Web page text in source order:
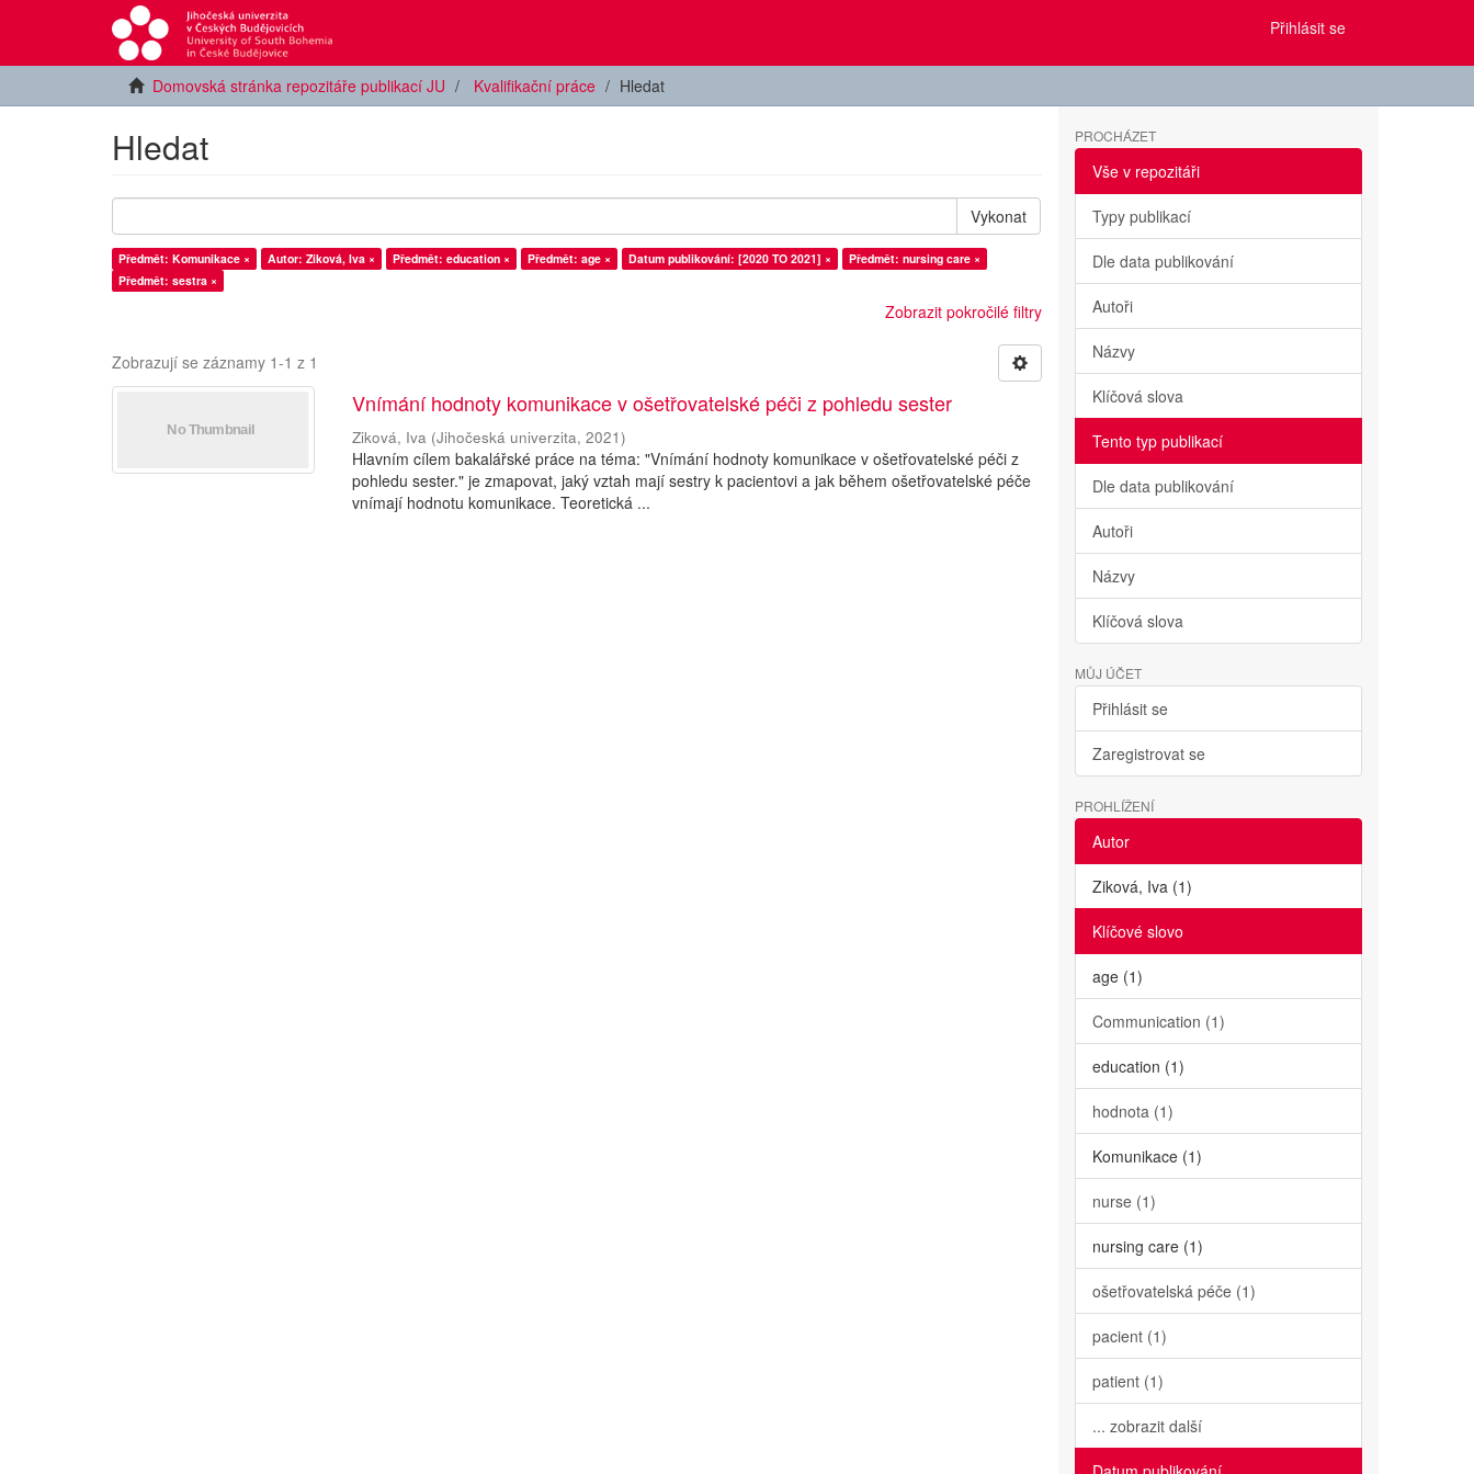
Přihlásit se
Domovská stránka repozitáře publikací JU Kvalifikační práce Hledat
Hledat
Vykonat
Předmět: Komunikace × Autor: Ziková, Iva × Předmět: education × Předmět: age × Datum publikování: [2020 TO 2021] ×
Předmět: nursing care ×
Předmět: sestra ×
Zobrazit pokročilé filtry
Zobrazují se záznamy 1-1 z 1
Vnímání hodnoty komunikace v ošetřovatelské péči z pohledu sester
Ziková, Iva (Jihočeská univerzita,2021)
Hlavním cílem bakalářské práce na téma: "Vnímání hodnoty komunikace v ošetřovatelské péči z
pohledu sester." je zmapovat, jaký vztah mají sestry k pacientovi a jak během ošetřovatelské péče
vnímají hodnotu komunikace. Teoretická ...
PROCHÁZET
Vše v repozitáři
Typy publikací
Dle data publikování
Autoři
Názvy
Klíčová slova
Tento typ publikací
Dle data publikování
Autoři
Názvy
Klíčová slova
MŮJ ÚČET
Přihlásit se
Zaregistrovat se
PROHLÍŽENÍ
Autor
Ziková, Iva (1)
Klíčové slovo
age (1)
Communication (1)
education (1)
hodnota (1)
Komunikace (1)
nurse (1)
nursing care (1)
ošetřovatelská péče (1)
pacient (1)
patient (1)
... zobrazit další